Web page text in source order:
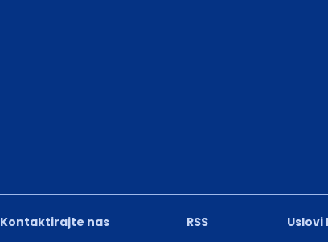
Kontaktirajte nas RSS